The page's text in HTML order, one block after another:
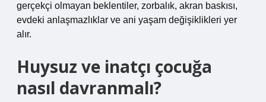
gerçekçi olmayan beklentiler, zorbalık, akran baskısı,
evdeki anlaşmazlıklar ve ani yaşam değişiklikleri yer
alır.
Huysuz ve inatçı çocuğa
nasıl davranmalı?